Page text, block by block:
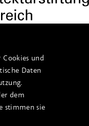
und
Daten
dem
stimmen sie